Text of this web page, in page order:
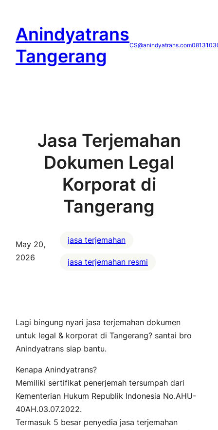
content
Anindyatrans
Tangerang
CS@anindyatrans.com
Jasa Terjemahan
Dokumen Legal
Korporat di
Tangerang
May 20,
2026
jasa terjemahan
jasa terjemahan resmi
Lagi bingung nyari jasa terjemahan dokumen
untuk legal & korporat di Tangerang? santai bro
Anindyatrans siap bantu.
Kenapa Anindyatrans?
Memiliki sertifikat penerjemah tersumpah dari
Kementerian Hukum Republik Indonesia No.AHU-
40AH.03.07.2022.
Termasuk 5 besar penyedia jasa terjemahan